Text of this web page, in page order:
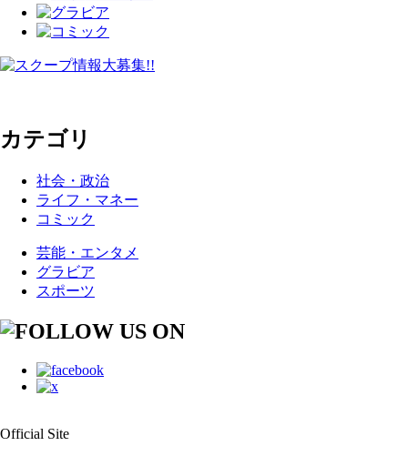
カテゴリ
社会・政治
ライフ・マネー
コミック
芸能・エンタメ
グラビア
スポーツ
Official Site